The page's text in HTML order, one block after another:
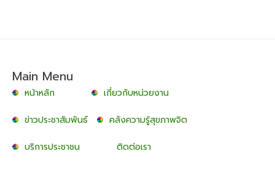
Main Menu
หน้าหลัก เกี่ยวกับหน่วยงาน
ข่าวประชาสัมพันธ์ คลังความรู้สุขภาพจิต
บริการประชาชน ติดต่อเรา